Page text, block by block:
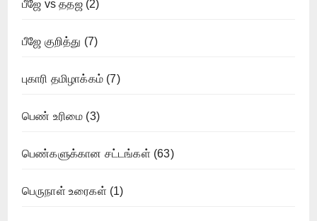
பீஜே vs ததஜ(2)
பீஜே குறித்து (7)
புகாரி தமிழாக்கம் (7)
பெண் உரிமை (3)
பெண்களுக்கான சட்டங்கள் (63)
பெருநாள் உரைகள் (1)